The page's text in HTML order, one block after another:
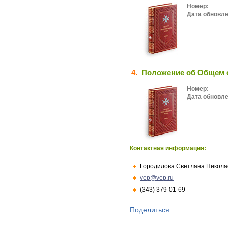
Номер:
Дата
4. Положение об Общем
Номер:
Дата
Контактная информация:
Городилова Светлана
vep@vep.ru
(343) 379-01-69
Поделиться